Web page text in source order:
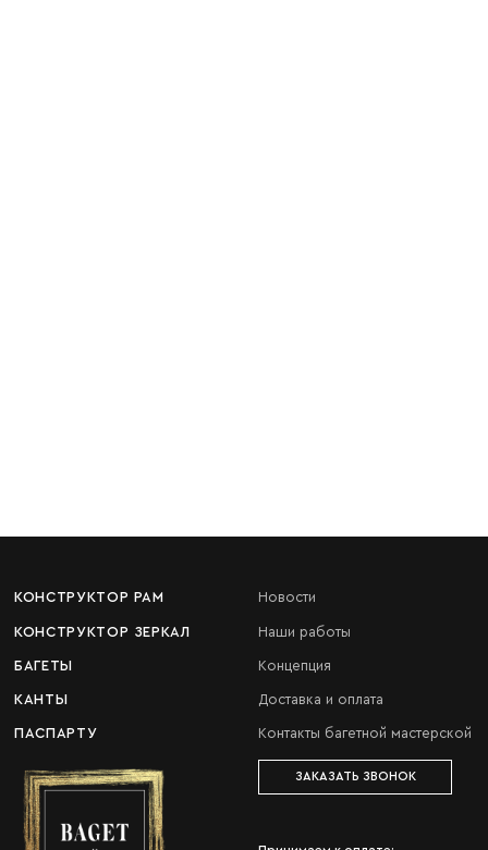
КОНСТРУКТОР РАМ
КОНСТРУКТОР ЗЕРКАЛ
БАГЕТЫ
КАНТЫ
ПАСПАРТУ
Новости
Наши работы
Концепция
Доставка и оплата
Контакты багетной мастерской
ЗАКАЗАТЬ ЗВОНОК